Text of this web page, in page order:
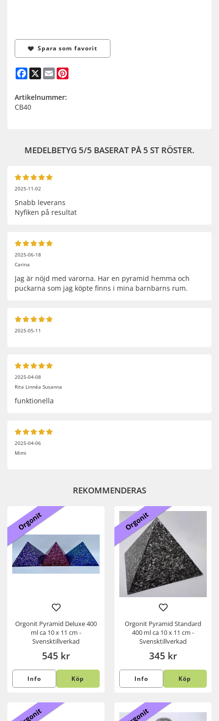
Spara som favorit
Facebook
X Email
Artikelnummer:
CB40
MEDELBETYG 5/5 BASERAT PÅ 5 ST RÖSTER.
2025-11-02
Snabb leverans
Nyfiken på resultat
2025-06-18
Carina
Jag är nöjd med varorna. Har en pyramid hemma och
puckarna som jag köpte finns i mina barnbarns rum.
2025-05-11
2025-04-08
Rita Linnéa Susanna
funktionella
2025-04-06
Mimi
REKOMMENDERAS
Orgonit
Orgonit Pyramid Deluxe 400
ml ca 10 x 11 cm -
Svensktillverkad
545 kr
Info Köp
Orgonit
Orgonit Pyramid Standard
400 ml ca 10 x 11 cm -
Svensktillverkad
345 kr
Info Köp